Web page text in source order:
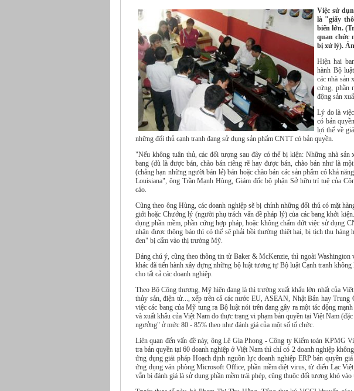
Việc sử
là "giấy
biển lớn.
quan chức
bị xử lý).
Hiện hai
hành Bộ
các nhà sản
cứng, phần
động sản
Lý do là
có bản
lợi thế về
những đối thủ cạnh tranh đang sử dụng sản phẩm CNTT có bản quyền.
"Nếu không tuân thủ, các đối tượng sau đây có thể bị kiện: Những nhà sản
bang (dù là được bán, chào bán riêng rẽ hay được bán, chào bán như là
(chẳng hạn những người bán lẻ) bán hoặc chào bán các sản phẩm có khả
Louisiana", ông Trần Mạnh Hùng, Giám đốc bộ phận Sở hữu trí tuệ của
cáo.
Cũng theo ông Hùng, các doanh nghiệp sẽ bị chính những đối thủ có mặt
giới hoặc Chưởng lý (người phụ trách vấn đề pháp lý) của các bang khởi
dụng phần mềm, phần cứng hợp pháp, hoặc không chấm dứt việc sử dụng
nhận được thông báo thì có thể sẽ phải bồi thường thiệt hại, bị tịch thu hàng
đen" bị cấm vào thị trường Mỹ.
Đáng chú ý, cũng theo thông tin từ Baker & McKenzie, thì ngoài Washington
khác đã tiến hành xây dựng những bộ luật tương tự Bộ luật Cạnh tranh
cho tất cả các doanh nghiệp.
Theo Bộ Công thương, Mỹ hiện đang là thị trường xuất khẩu lớn nhất của
thủy sản, điện tử..., xếp trên cả các nước EU, ASEAN, Nhật Bản hay Trung
việc các bang của Mỹ tung ra Bộ luật nói trên đang gây ra một tác động
và xuất khẩu của Việt Nam do thực trạng vi phạm bản quyền tại Việt Nam
ngưởng" ở mức 80 - 85% theo như đánh giá của một số tổ chức.
Liên quan đến vấn đề này, ông Lê Gia Phong - Công ty Kiểm toán KPMG
tra bản quyền tại 60 doanh nghiệp ở Việt Nam thì chỉ có 2 doanh nghiệp
ứng dụng giải pháp Hoạch định nguồn lực doanh nghiệp ERP bản quyền
ứng dụng văn phòng Microsoft Office, phần mềm diệt virus, từ điển Lạc
vẫn bị đánh giá là sử dụng phần mềm trái phép, cũng thuộc đối tượng khó